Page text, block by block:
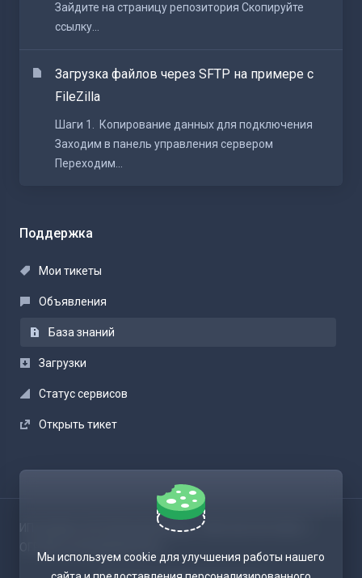
Поддержка
Мои тикеты
Объявления
База знаний
Загрузки
Статус сервисов
Открыть тикет
Зайдите на страницу репозитория Скопируйте
ссылку...
Загрузка файлов через SFTP на примере c
FileZilla
Шаги 1. Копирование данных для подключения
Заходим в панель управления сервером
Переходим...
ИП БАЖИН СЕРГЕЙ ВАЛЕРЬЕВИЧ / ИНН 365102154051 /
Мы используем cookie для улучшения работы нашего